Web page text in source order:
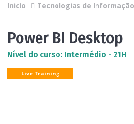
Inicío Tecnologias de Informação
Power BI Desktop
Nível do curso: Intermédio - 21H
Live Training